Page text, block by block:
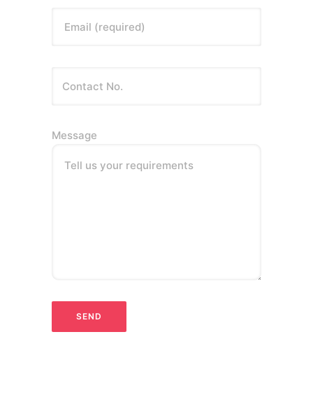
Email (required)
Message
Tell us your requirements